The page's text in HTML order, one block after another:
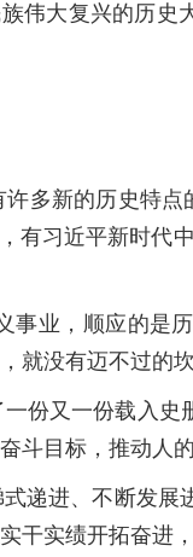
大复兴的历史
新的历史特点
有习近平新时
业，顺应的是
没有迈不过的
又一份载入史
目标，推动人
进、不断发展
干实绩开拓奋进